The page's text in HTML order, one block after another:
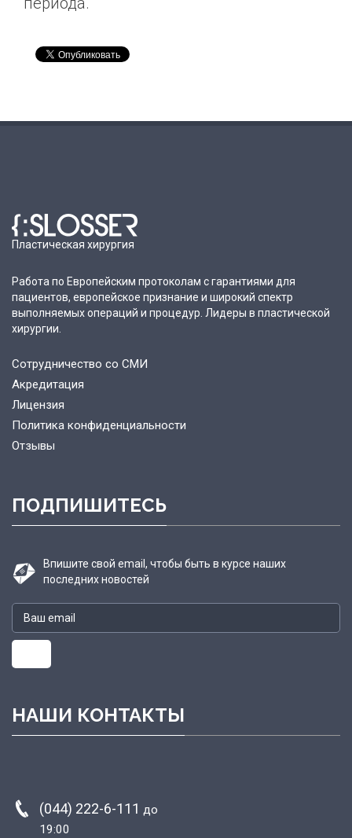
Пластическая хирургия
Работа по Европейским протоколам с гарантиями для
пациентов, европейское признание и широкий спектр
выполняемых операций и процедур. Лидеры в пластической
хирургии.
Сотрудничество со СМИ
Акредитация
Лицензия
Политика конфиденциальности
Отзывы
ПОДПИШИТЕСЬ
Впишите свой email, чтобы быть в курсе наших
последних новостей
НАШИ КОНТАКТЫ
(044) 222-6-111 до
19:00